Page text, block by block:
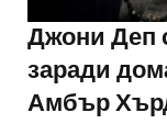
Джони Деп
заради
Амбър